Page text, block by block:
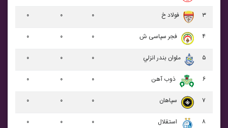
۳ فولاد خ ۰ ۰ ۰
۴ فجر سپاسی ش ۰ ۰ ۰
۵ ملوان بندر انزلي ۰ ۰ ۰
۶ ذوب آهن ۰ ۰ ۰
۷ سپاهان ۰ ۰ ۰
۸ استقلال ۰ ۰ ۰